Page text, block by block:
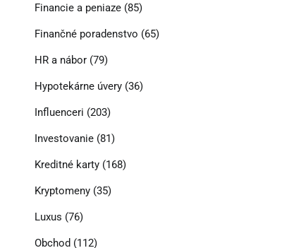
Financie a peniaze(85)
Finančné poradenstvo (65)
HR a nábor(79)
Hypotekárne úvery(36)
Influenceri (203)
Investovanie(81)
Kreditné karty(168)
Kryptomeny(35)
Luxus (76)
Obchod (112)